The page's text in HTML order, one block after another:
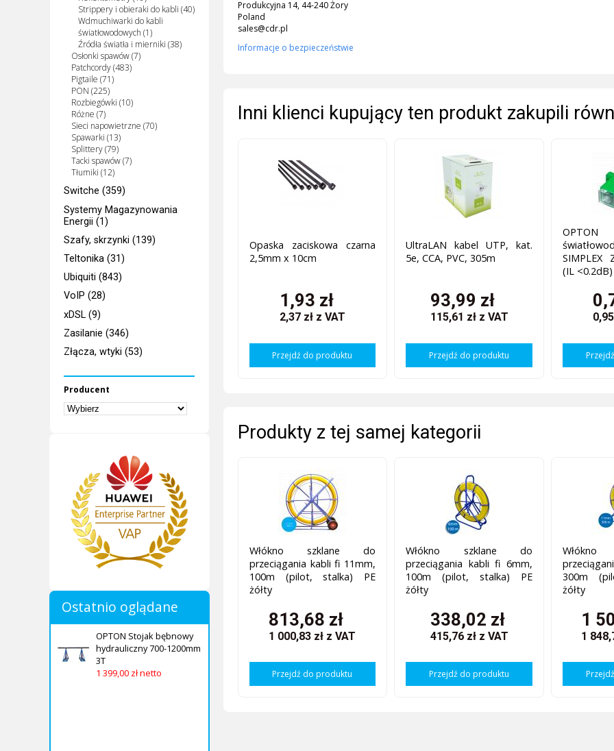
Strippery i obieraki do kabli (40)
Wdmuchiwarki do kabli
światłowodowych (1)
Źródła światła i mierniki (38)
Osłonki spawów (7)
Patchcordy (483)
Pigtaile (71)
PON (225)
Rozbiegówki (10)
Różne (7)
Sieci napowietrzne (70)
Spawarki (13)
Splittery (79)
Tacki spawów (7)
Tłumiki (12)
Switche (359)
Systemy Magazynowania
Energii (1)
Szafy, skrzynki (139)
Teltonika (31)
Ubiquiti (843)
VoIP (28)
xDSL (9)
Zasilanie (346)
Złącza, wtyki (53)
Producent
Ostatnio oglądane
OPTON Stojak bębnowy
hydrauliczny 700-1200mm
3T
1 399,00 zł netto
Produkcyjna 14, 44-240 Żory
Poland
sales@cdr.pl
Informacje o bezpieczeństwie
Inni klienci kupujący ten produkt zakupili
Opaska zaciskowa czarna
2,5mm x 10cm
1,93 zł
2,37 zł z VAT
Przejdź do produktu
UltraLAN kabel UTP, kat.
5e, CCA, PVC, 305m
93,99 zł
115,61 zł z VAT
Przejdź do produktu
SIMPLEX
(IL <0.2dB)
Produkty z tej samej kategorii
Włókno szklane do
przeciągania kabli fi 11mm,
100m (pilot, stalka) PE
żółty
813,68 zł
1 000,83 zł z VAT
Przejdź do produktu
Włókno szklane do
przeciągania kabli fi 6mm,
100m (pilot, stalka) PE
żółty
338,02 zł
415,76 zł z VAT
Przejdź do produktu
300m
żółty
1
1